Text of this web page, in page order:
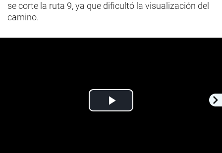
se corte la ruta 9, ya que dificultó la visualización del
camino.
Play